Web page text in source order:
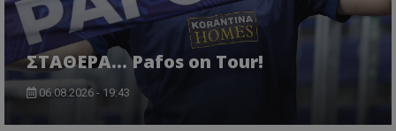
ΣΤΑΘΕΡΑ... Pafos on Tour!
06.08.2026 - 19:43